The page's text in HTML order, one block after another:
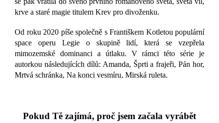
krve a staré magie titulem Krev pro divoženku.
Od roku 2020 píše společně s Františkem Kotletou populární
space operu Legie o skupině lidí, která se vzepřela
mimozemské dominanci a útlaku. V rámci této série je
autorkou následujících dílů: Amanda, Šprti a frajeři, Pán hor,
Mrtvá schránka, Na konci vesmíru, Mirská ruleta.
Pokud Tě zajímá, proč jsem začala vyrábět